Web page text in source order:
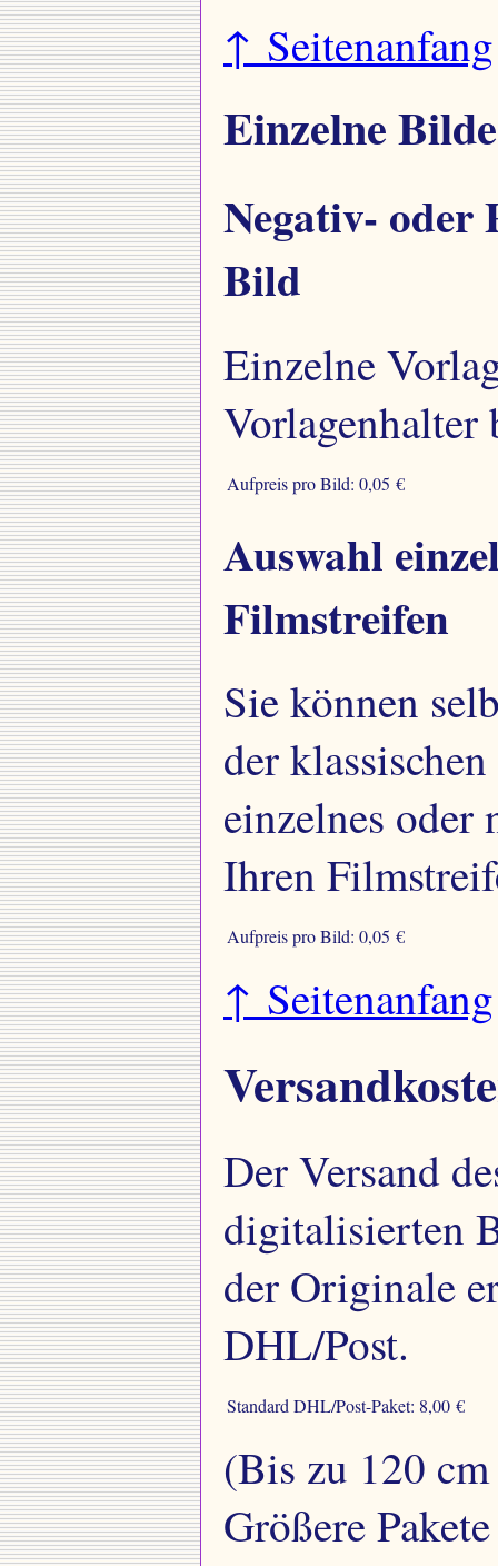
↑ Seitenanfang
Einzelne
Negativ- oder
Bild
Einzelne
Vorlagenhalter
Aufpreis pro Bild: 0,05 €
Auswahl
Filmstreifen
Sie können
der
einzelnes oder
Ihren
Aufpreis pro Bild: 0,05 €
↑ Seitenanfang
Der Versand
digitalisierten
der Originale
DHL/Post.
Standard DHL/Post-Paket: 8,00 €
(Bis zu 120
Größere